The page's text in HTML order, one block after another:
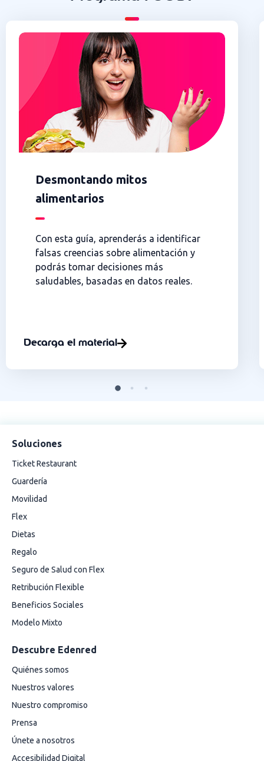
Desmontando mitos
alimentarios
Con esta guía, aprenderás a identificar
falsas creencias sobre alimentación y
podrás tomar decisiones más
saludables, basadas en datos reales.
Decarga el material
Soluciones
Ticket Restaurant
Guardería
Movilidad
Flex
Dietas
Regalo
Seguro de Salud con Flex
Retribución Flexible
Beneficios Sociales
Modelo Mixto
Descubre Edenred
Quiénes somos
Nuestros valores
Nuestro compromiso
Prensa
Únete a nosotros
Accesibilidad Digital